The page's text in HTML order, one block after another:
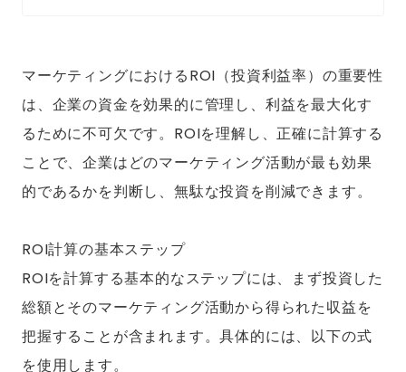
マーケティングにおけるROI（投資利益率）の重要性
は、企業の資金を効果的に管理し、利益を最大化す
るために不可欠です。ROIを理解し、正確に計算する
ことで、企業はどのマーケティング活動が最も効果
的であるかを判断し、無駄な投資を削減できます。
ROI計算の基本ステップ
ROIを計算する基本的なステップには、まず投資した
総額とそのマーケティング活動から得られた収益を
把握することが含まれます。具体的には、以下の式
を使用します。